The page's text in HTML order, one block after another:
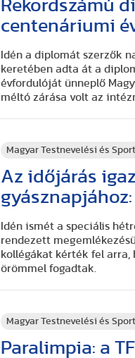
Rekordszámú
centenáriumi
Idén a diplomát szerzők
keretében adta át a
évfordulóját ünneplő
méltó zárása volt az
Magyar Testnevelési és
Az időjárás
Idén ismét a speciális
rendezett
kollégákat kérték fel arra,
örömmel fogadtak.
Magyar Testnevelési és
Paralimpia: a